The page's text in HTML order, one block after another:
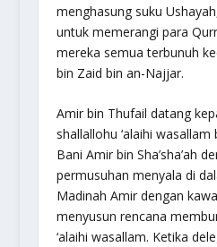
menghasung suku
untuk memerangi para
mereka semua terbunuh
bin Zaid bin an-Najjar.
Amir bin Thufail datang
shallallohu ‘alaihi
Bani Amir bin Sha’sha’ah
permusuhan menyala di
Madinah Amir dengan
menyusun rencana
‘alaihi wasallam. Ketika